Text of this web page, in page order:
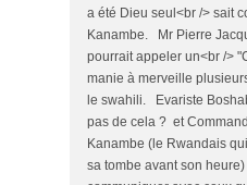
a été Dieu seul<br /> sait
Kanambe. Mr Pierre
pourrait appeler un<br />
manie à merveille
le swahili. Evariste
pas de cela ? et
Kanambe (le Rwandais
sa tombe avant son